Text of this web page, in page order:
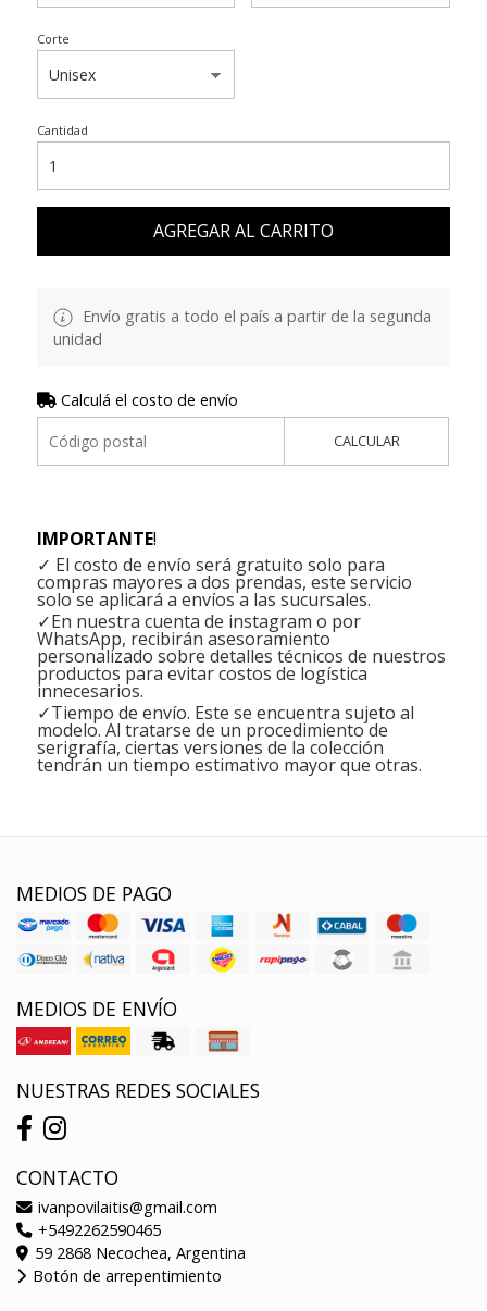
Corte
Cantidad
AGREGAR AL CARRITO
Envío gratis a todo el país a partir de la segunda
unidad
Calculá el costo de envío
CALCULAR
IMPORTANTE!
✓ El costo de envío será gratuito solo para
compras mayores a dos prendas, este servicio
solo se aplicará a envíos a las sucursales.
✓En nuestra cuenta de instagram o por
WhatsApp, recibirán asesoramiento
personalizado sobre detalles técnicos de nuestros
productos para evitar costos de logística
innecesarios.
✓Tiempo de envío. Este se encuentra sujeto al
modelo. Al tratarse de un procedimiento de
serigrafía, ciertas versiones de la colección
tendrán un tiempo estimativo mayor que otras.
MEDIOS DE PAGO
MEDIOS DE ENVÍO
NUESTRAS REDES SOCIALES
CONTACTO
ivanpovilaitis@gmail.com
+5492262590465
59 2868 Necochea, Argentina
Botón de arrepentimiento